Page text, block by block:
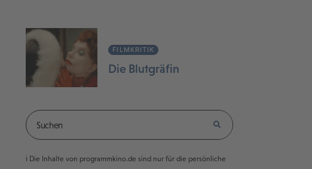
FILMKRITIK
Die Blutgräfin
ℹ️ Die Inhalte von programmkino.de sind nur für die persönliche